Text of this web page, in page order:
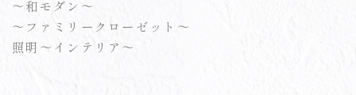
～和モダン～
～ファミリークローゼット～
照明～インテリア～